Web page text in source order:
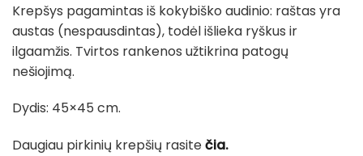
Krepšys pagamintas iš kokybiško audinio: raštas yra
austas (nespausdintas), todėl išlieka ryškus ir
ilgaamžis. Tvirtos rankenos užtikrina patogų
nešiojimą.
Dydis: 45×45 cm.
Daugiau pirkinių krepšių rasitečia.